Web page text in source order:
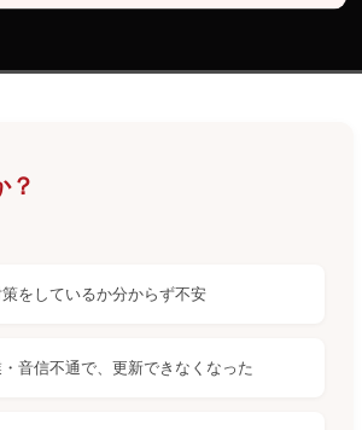
？
をしているか分からず不安
音信不通で、更新できなくなった